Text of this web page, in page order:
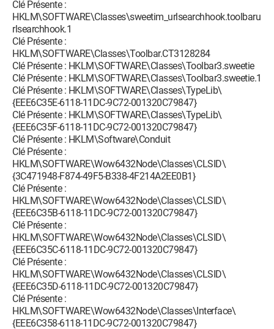
Clé Présente :
HKLM\SOFTWARE\Classes\sweetim_urlsearchhook.toolbaru
rlsearchhook.1
Clé Présente :
HKLM\SOFTWARE\Classes\Toolbar.CT3128284
Clé Présente : HKLM\SOFTWARE\Classes\Toolbar3.sweetie
Clé Présente : HKLM\SOFTWARE\Classes\Toolbar3.sweetie.1
Clé Présente : HKLM\SOFTWARE\Classes\TypeLib\
{EEE6C35E-6118-11DC-9C72-001320C79847}
Clé Présente : HKLM\SOFTWARE\Classes\TypeLib\
{EEE6C35F-6118-11DC-9C72-001320C79847}
Clé Présente : HKLM\Software\Conduit
Clé Présente :
HKLM\SOFTWARE\Wow6432Node\Classes\CLSID\
{3C471948-F874-49F5-B338-4F214A2EE0B1}
Clé Présente :
HKLM\SOFTWARE\Wow6432Node\Classes\CLSID\
{EEE6C35B-6118-11DC-9C72-001320C79847}
Clé Présente :
HKLM\SOFTWARE\Wow6432Node\Classes\CLSID\
{EEE6C35C-6118-11DC-9C72-001320C79847}
Clé Présente :
HKLM\SOFTWARE\Wow6432Node\Classes\CLSID\
{EEE6C35D-6118-11DC-9C72-001320C79847}
Clé Présente :
HKLM\SOFTWARE\Wow6432Node\Classes\Interface\
{EEE6C358-6118-11DC-9C72-001320C79847}